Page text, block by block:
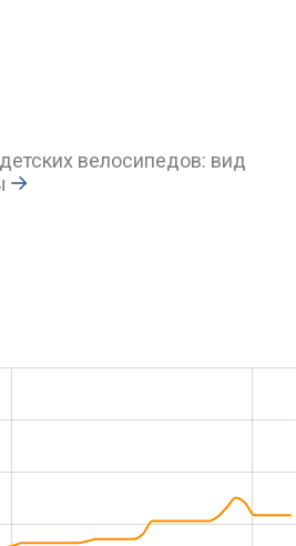
велосипедов: вид